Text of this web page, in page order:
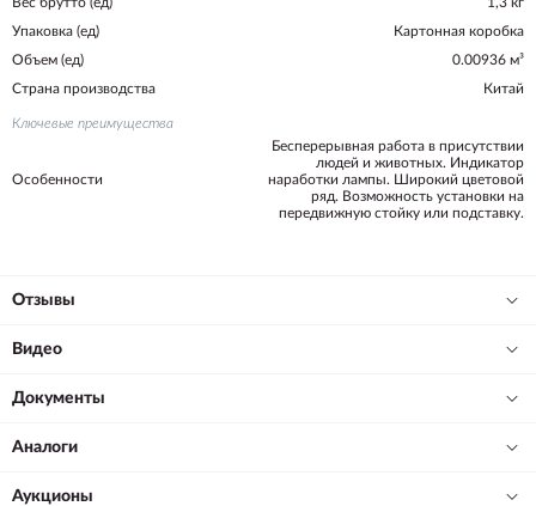
Вес брутто (ед)
1,3 кг
Упаковка (ед)
Картонная коробка
Объем (ед)
0.00936 м³
Страна производства
Китай
Ключевые преимущества
Особенности
Бесперерывная работа в присутствии
людей и животных. Индикатор
наработки лампы. Широкий цветовой
ряд. Возможность установки на
передвижную стойку или подставку.
Отзывы
Видео
Документы
Аналоги
Аукционы